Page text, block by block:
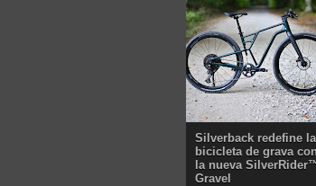
Silverback redefine la
bicicleta de grava
la nueva
Gravel